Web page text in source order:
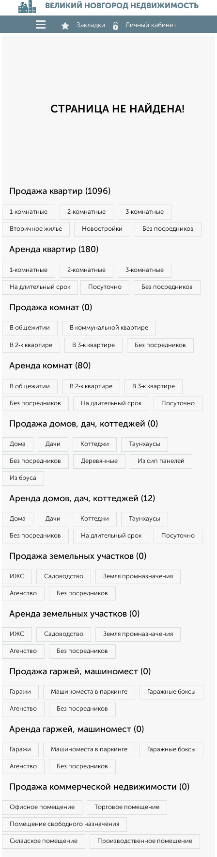
ВЕЛИКИЙ НОВГОРОД НЕДВИЖИМОСТЬ
Закладки Личный кабинет
СТРАНИЦА НЕ НАЙДЕНА!
Продажа квартир (1096)
1‑комнатные 2‑комнатные 3‑комнатные
Вторичное жилье Новостройки Без посредников
Аренда квартир (180)
1‑комнатные 2‑комнатные 3‑комнатные
На длительный срок Посуточно Без посредников
Продажа комнат (0)
В общежитии В коммунальной квартире
В 2‑к квартире В 3‑к квартире Без посредников
Аренда комнат (80)
В общежитии В 2‑к квартире В 3‑к квартире
Без посредников На длительный срок Посуточно
Продажа домов, дач, коттеджей (0)
Дома Дачи Коттеджи Таунхаусы
Без посредников Деревянные Из сип панелей
Из бруса
Аренда домов, дач, коттеджей (12)
Дома Дачи Коттеджи Таунхаусы
Без посредников На длительный срок Посуточно
Продажа земельных участков (0)
ИЖС Садоводство Земля промназначения
Агенство Без посредников
Аренда земельных участков (0)
ИЖС Садоводство Земля промназначения
Агенство Без посредников
Продажа гаржей, машиномест (0)
Гаражи Машиноместа в паркинге Гаражные боксы
Агенство Без посредников
Аренда гаржей, машиномест (0)
Гаражи Машиноместа в паркинге Гаражные боксы
Агенство Без посредников
Продажа коммерческой недвижимости (0)
Офисное помещение Торговое помещение
Помещение свободного назначения
Складское помещение Производственное помещение